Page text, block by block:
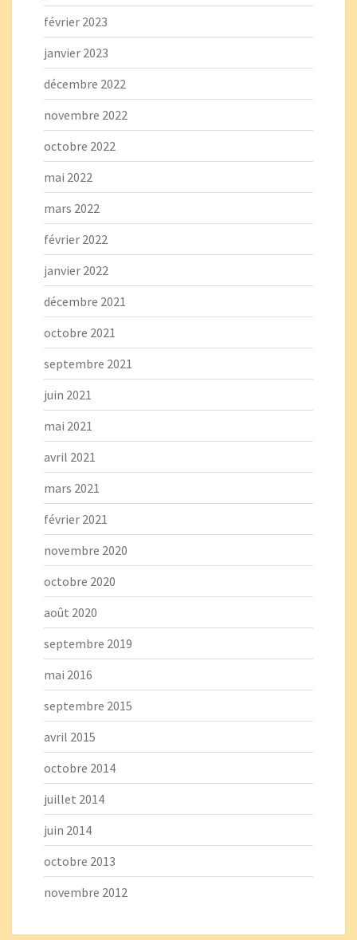
février 2023
janvier 2023
décembre 2022
novembre 2022
octobre 2022
mai 2022
mars 2022
février 2022
janvier 2022
décembre 2021
octobre 2021
septembre 2021
juin 2021
mai 2021
avril 2021
mars 2021
février 2021
novembre 2020
octobre 2020
août 2020
septembre 2019
mai 2016
septembre 2015
avril 2015
octobre 2014
juillet 2014
juin 2014
octobre 2013
novembre 2012